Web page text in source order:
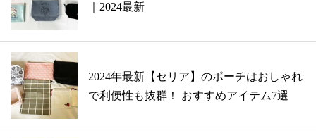
｜2024最新
2024年最新【セリア】のポーチはおしゃれ
で利便性も抜群！ おすすめアイテム7選